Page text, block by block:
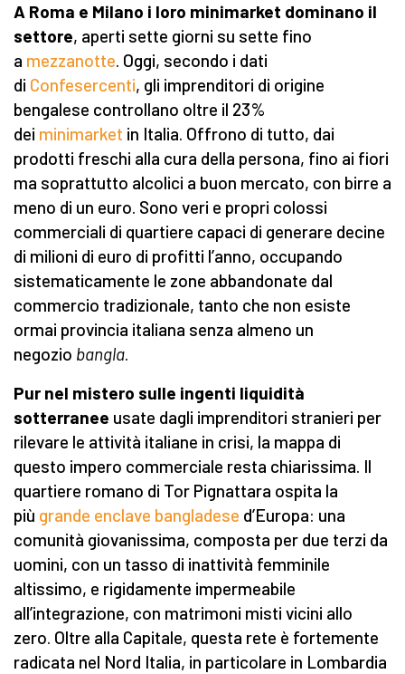
A Roma e Milano i loro minimarket dominano il
settore, aperti sette giorni su sette fino
a mezzanotte. Oggi, secondo i dati
di Confesercenti, gli imprenditori di origine
bengalese controllano oltre il 23%
dei minimarket in Italia. Offrono di tutto, dai
prodotti freschi alla cura della persona, fino ai fiori
ma soprattutto alcolici a buon mercato, con birre a
meno di un euro. Sono veri e propri colossi
commerciali di quartiere capaci di generare decine
di milioni di euro di profitti l’anno, occupando
sistematicamente le zone abbandonate dal
commercio tradizionale, tanto che non esiste
ormai provincia italiana senza almeno un
negozio bangla.
Pur nel mistero sulle ingenti liquidità
sotterranee usate dagli imprenditori stranieri per
rilevare le attività italiane in crisi, la mappa di
questo impero commerciale resta chiarissima. Il
quartiere romano di Tor Pignattara ospita la
più grande enclave bangladese d’Europa: una
comunità giovanissima, composta per due terzi da
uomini, con un tasso di inattività femminile
altissimo, e rigidamente impermeabile
all’integrazione, con matrimoni misti vicini allo
zero. Oltre alla Capitale, questa rete è fortemente
radicata nel Nord Italia, in particolare in Lombardia